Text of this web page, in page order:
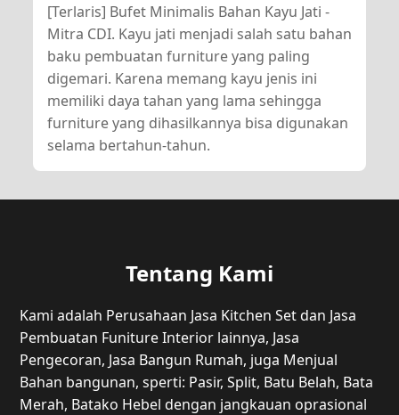
[Terlaris] Bufet Minimalis Bahan Kayu Jati -
Mitra CDI. Kayu jati menjadi salah satu bahan
baku pembuatan furniture yang paling
digemari. Karena memang kayu jenis ini
memiliki daya tahan yang lama sehingga
furniture yang dihasilkannya bisa digunakan
selama bertahun-tahun.
Tentang Kami
Kami adalah Perusahaan Jasa Kitchen Set dan Jasa
Pembuatan Funiture Interior lainnya, Jasa
Pengecoran, Jasa Bangun Rumah, juga Menjual
Bahan bangunan, sperti: Pasir, Split, Batu Belah, Bata
Merah, Batako Hebel dengan jangkauan oprasional